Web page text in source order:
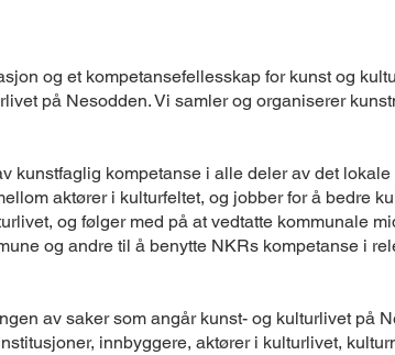
og et kompetansefellesskap for kunst og
på Nesodden. Vi samler og organiserer
kunstfaglig kompetanse i alle deler av det lokale
aktører i kulturfeltet, og jobber for å bedre
og følger med på at vedtatte kommunale
og andre til å benytte NKRs kompetanse i
av saker som angår kunst- og kulturlivet på
innbyggere, aktører i kulturlivet,